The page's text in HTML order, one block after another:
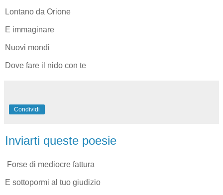
Lontano da Orione
E immaginare
Nuovi mondi
Dove fare il nido con te
Condividi
Inviarti queste poesie
Forse di mediocre fattura
E sottopormi al tuo giudizio